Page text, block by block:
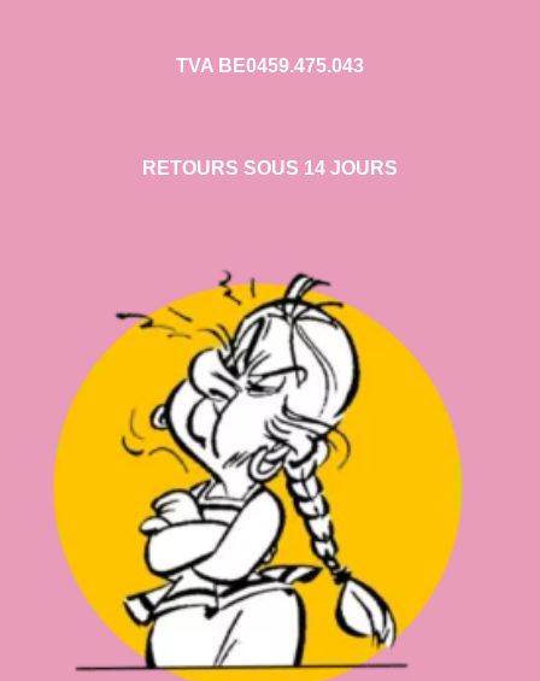
TVA BE0459.475.043
RETOURS SOUS 14 JOURS